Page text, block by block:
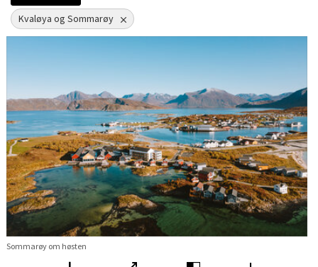
Kvaløya og Sommarøy
Sommarøy om høsten